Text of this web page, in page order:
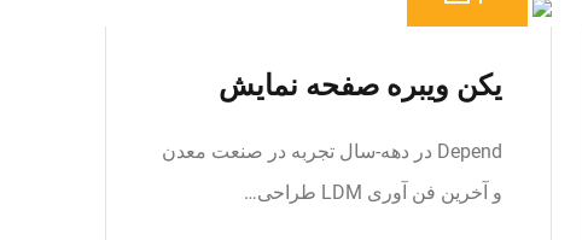
یکن ویبره صفحه نمایش
Depend در دهه-سال تجربه در صنعت معدن
و آخرین فن آوری LDM طراحی…